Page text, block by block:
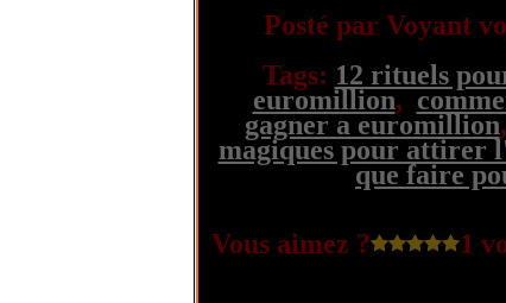
Posté par Voyant
Tags: 12 rituels
euromillion,
gagner a euromillion
magiques pour attirer
que faire
Vous aimez ? 1